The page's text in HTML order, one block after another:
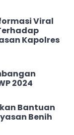
Viral
Kapolres
2024
Bantuan
Benih